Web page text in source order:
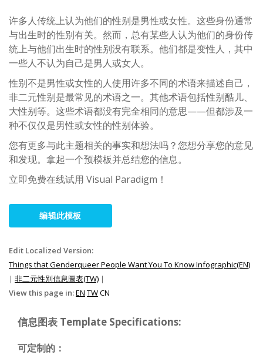
许多人传统上认为他们的性别是男性或女性。这些身份通常
与出生时的性别有关。然而，总有某些人认为他们的身份传
统上与他们出生时的性别没有联系。他们都是变性人，其中
一些人不认为自己是男人或女人。
性别不是男性或女性的人使用许多不同的术语来描述自己，
非二元性别是最常见的术语之一。其他术语包括性别酷儿、
大性别等。这些术语都没有完全相同的意思——但都涉及一
种不仅仅是男性或女性的性别体验。
您有更多与此主题相关的事实和想法吗？您想分享您的意见
和发现。拿起一个预模板并总结您的信息。
立即免费在线试用 Visual Paradigm！
编辑此模板
Edit Localized Version:
Things that Genderqueer People Want You To Know Infographic(EN)
| 非二元性別信息圖表(TW) |
View this page in:EN TWCN
信息图表 Template Specifications:
可定制的：